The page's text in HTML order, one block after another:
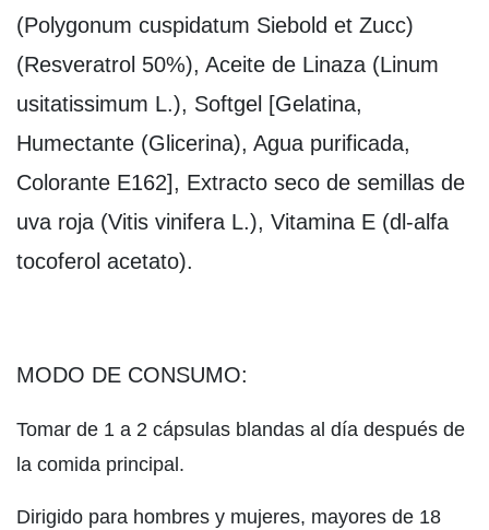
(Polygonum cuspidatum Siebold et Zucc)
(Resveratrol 50%), Aceite de Linaza (Linum
usitatissimum L.), Softgel [Gelatina,
Humectante (Glicerina), Agua purificada,
Colorante E162], Extracto seco de semillas de
uva roja (Vitis vinifera L.), Vitamina E (dl-alfa
tocoferol acetato).
MODO DE CONSUMO:
Tomar de 1 a 2 cápsulas blandas al día después de
la comida principal.
Dirigido para hombres y mujeres, mayores de 18